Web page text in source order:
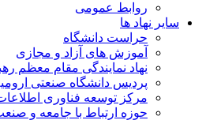
روابط عمومی
سایر نهاد ها
حراست دانشگاه
آموزش های آزاد و مجازی
نهاد نمایندگی مقام معظم
پردیس دانشگاه صنعتی
مرکز توسعه فناوری
حوزه ارتباط با جامعه و